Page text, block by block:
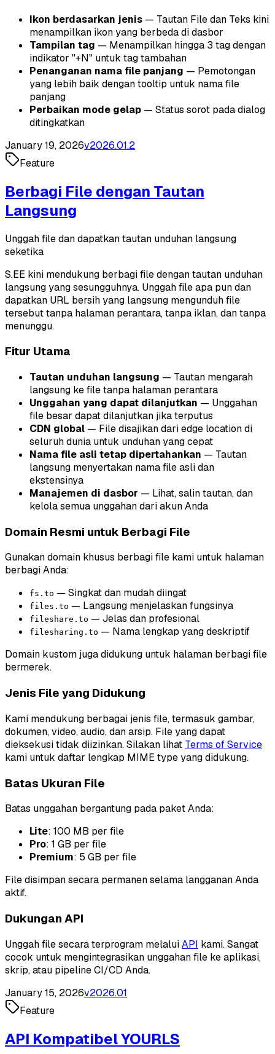
Ikon berdasarkan jenis — Tautan File dan Teks kini
menampilkan ikon yang berbeda di dasbor
Tampilan tag — Menampilkan hingga 3 tag dengan
indikator "+N" untuk tag tambahan
Penanganan nama file panjang — Pemotongan
yang lebih baik dengan tooltip untuk nama file
panjang
Perbaikan mode gelap — Status sorot pada dialog
ditingkatkan
January 19, 2026v2026.01.2
Feature
Berbagi File dengan Tautan
Langsung
Unggah file dan dapatkan tautan unduhan langsung
seketika
S.EE kini mendukung berbagi file dengan tautan unduhan
langsung yang sesungguhnya. Unggah file apa pun dan
dapatkan URL bersih yang langsung mengunduh file
tersebut tanpa halaman perantara, tanpa iklan, dan tanpa
menunggu.
Fitur Utama
Tautan unduhan langsung — Tautan mengarah
langsung ke file tanpa halaman perantara
Unggahan yang dapat dilanjutkan — Unggahan
file besar dapat dilanjutkan jika terputus
CDN global — File disajikan dari edge location di
seluruh dunia untuk unduhan yang cepat
Nama file asli tetap dipertahankan — Tautan
langsung menyertakan nama file asli dan
ekstensinya
Manajemen di dasbor — Lihat, salin tautan, dan
kelola semua unggahan dari akun Anda
Domain Resmi untuk Berbagi File
Gunakan domain khusus berbagi file kami untuk halaman
berbagi Anda:
fs.to — Singkat dan mudah diingat
files.to — Langsung menjelaskan fungsinya
fileshare.to — Jelas dan profesional
filesharing.to — Nama lengkap yang deskriptif
Domain kustom juga didukung untuk halaman berbagi file
bermerek.
Jenis File yang Didukung
Kami mendukung berbagai jenis file, termasuk gambar,
dokumen, video, audio, dan arsip. File yang dapat
dieksekusi tidak diizinkan. Silakan lihat Terms of Service
kami untuk daftar lengkap MIME type yang didukung.
Batas Ukuran File
Batas unggahan bergantung pada paket Anda:
Lite: 100 MB per file
Pro: 1 GB per file
Premium: 5 GB per file
File disimpan secara permanen selama langganan Anda
aktif.
Dukungan API
Unggah file secara terprogram melaluiAPI kami. Sangat
cocok untuk mengintegrasikan unggahan file ke aplikasi,
skrip, atau pipeline CI/CD Anda.
January 15, 2026v2026.01
Feature
API Kompatibel YOURLS